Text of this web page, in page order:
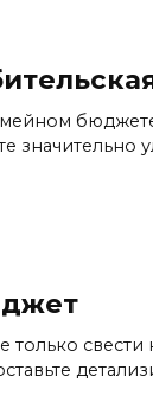
значительно
только